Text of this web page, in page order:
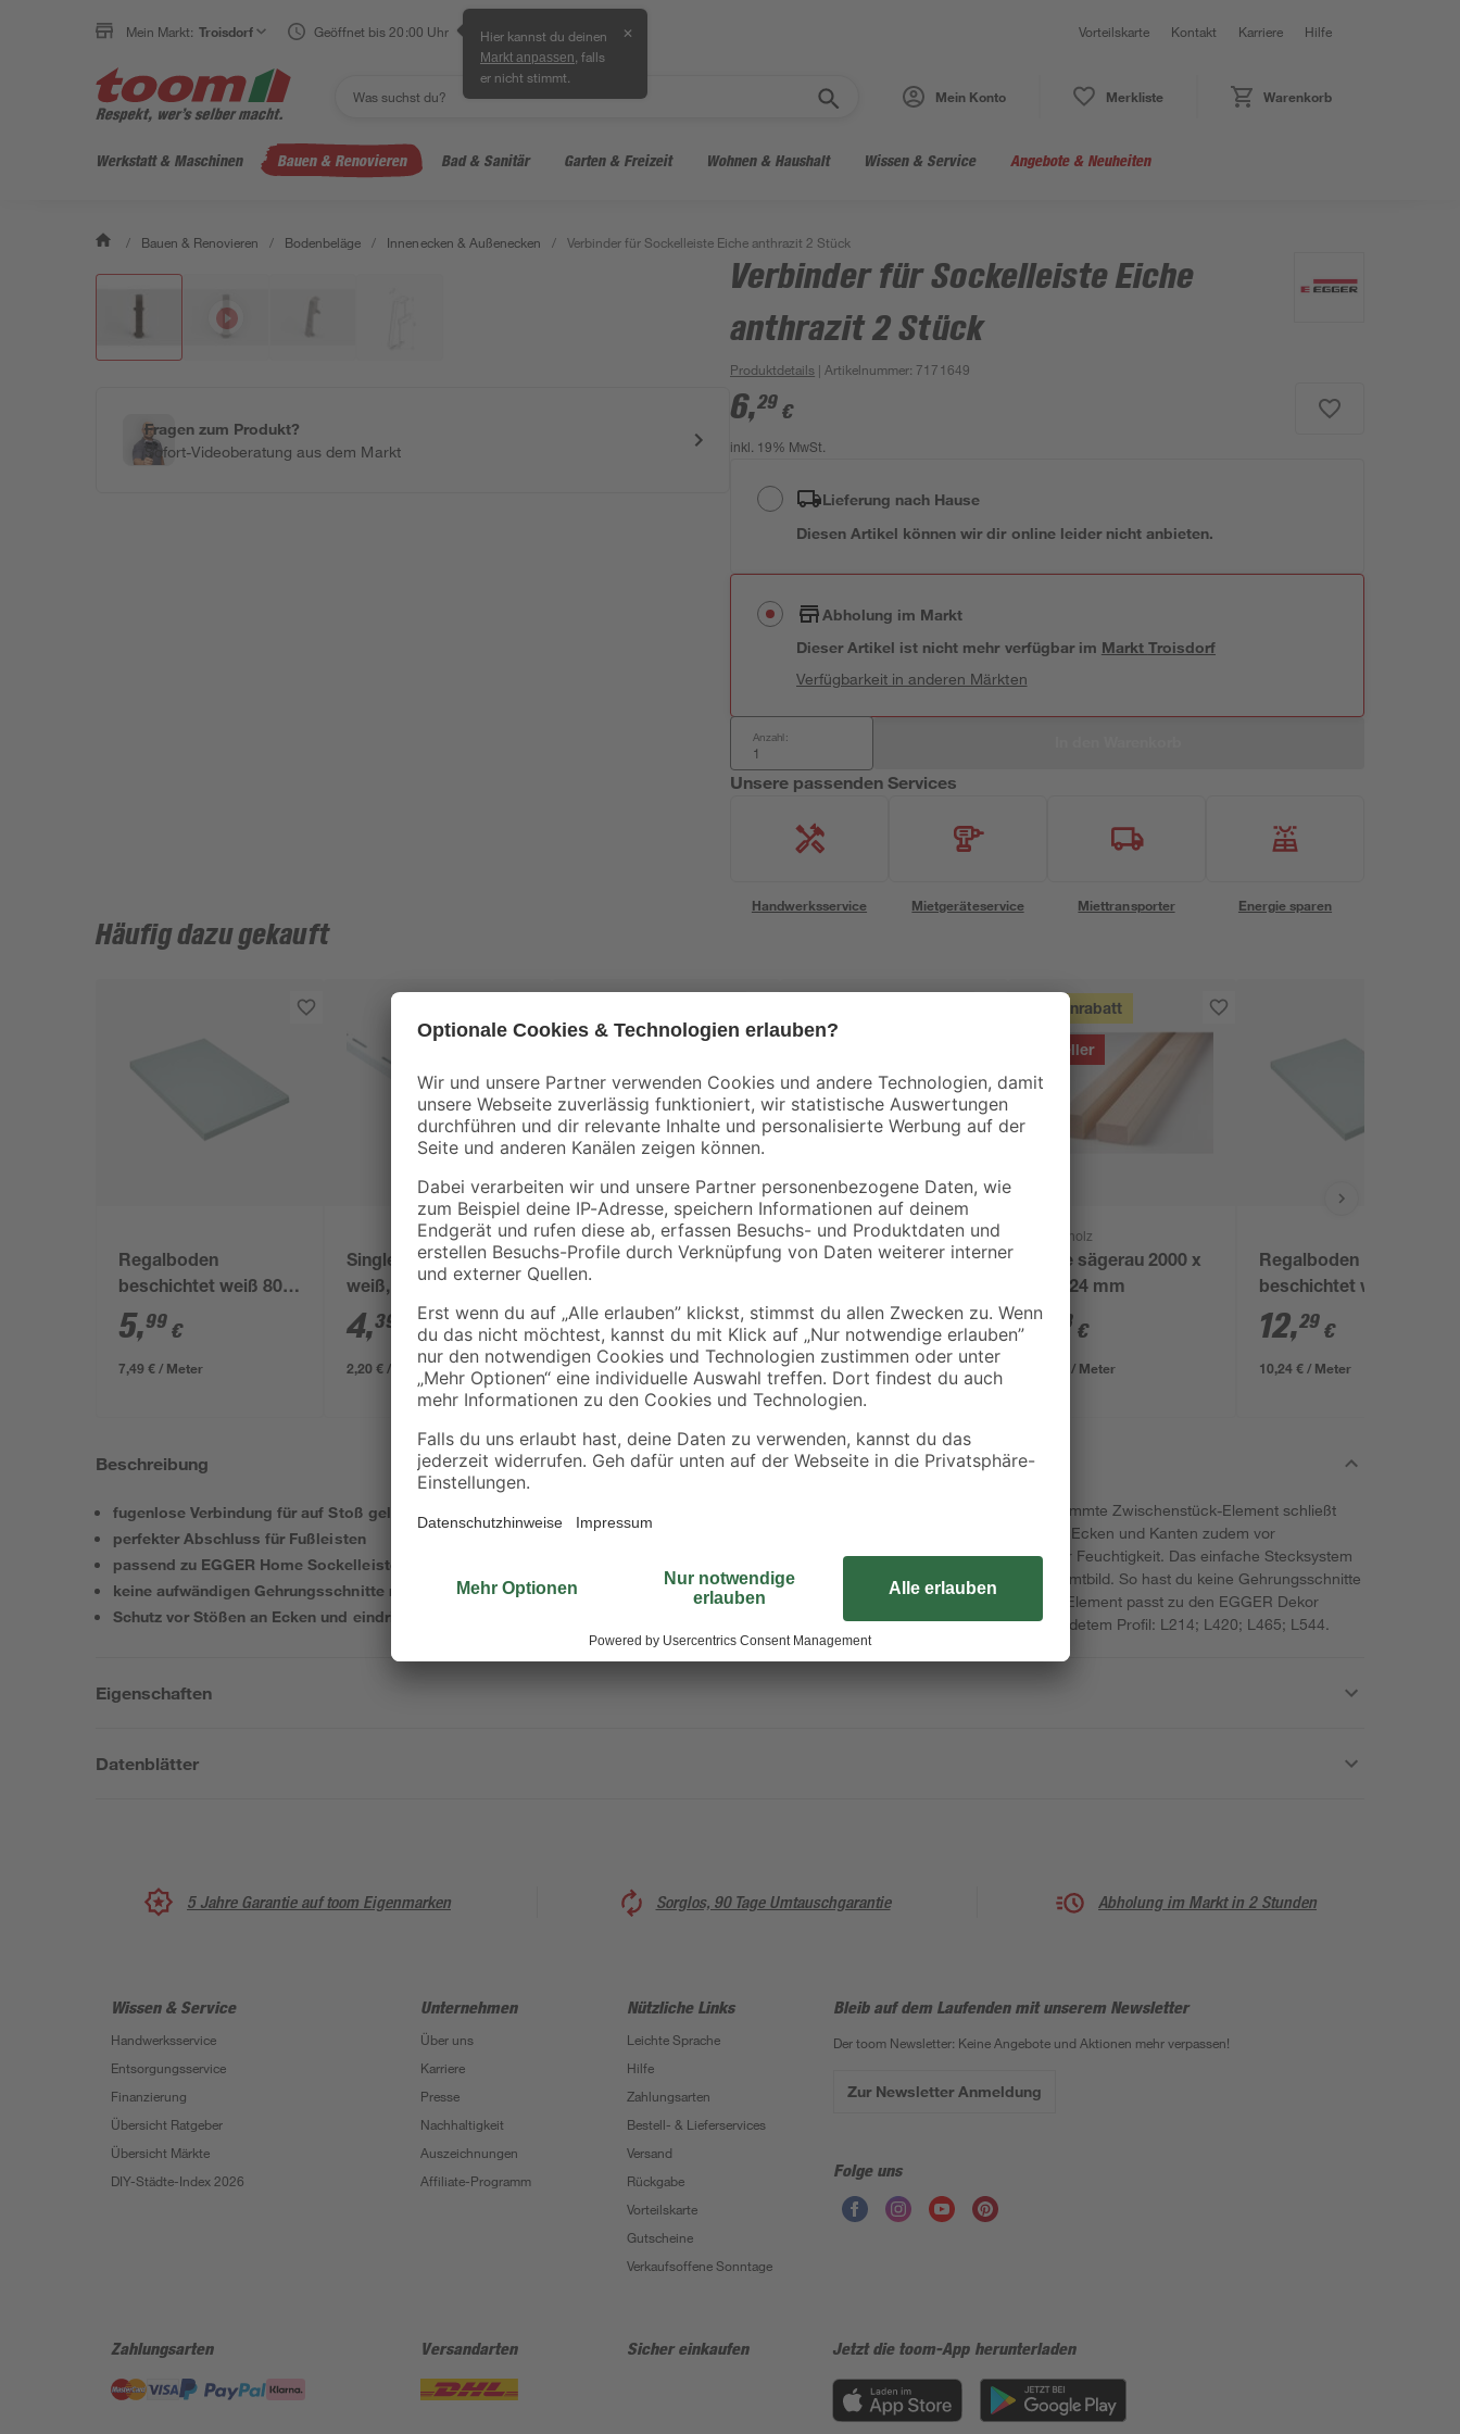
Mein Markt: Troisdorf Geöffnet bis 20:00 Uhr Hier kannst du deinen
Markt anpassen , falls
er nicht stimmt.
✕ Vorteilskarte Kontakt Karriere Hilfe
Mein Konto Merkliste Warenkorb
Werkstatt & Maschinen Bauen & Renovieren Bad & Sanitär Garten & Freizeit Wohnen & Haushalt Wissen & Service Angebote & Neuheiten
/ Bauen & Renovieren / Bodenbeläge / Innenecken & Außenecken / Verbinder für Sockelleiste Eiche anthrazit 2 Stück
Fragen zum Produkt?
Sofort-Videoberatung aus dem Markt
Verbinder für Sockelleiste Eiche
anthrazit 2 Stück
Produktdetails | Artikelnummer: 7171649
6,29 €
inkl. 19% MwSt.
Lieferung nach Hause
Diesen Artikel können wir dir online leider nicht anbieten.
Abholung im Markt
Dieser Artikel ist nicht mehr verfügbar im Markt Troisdorf
Verfügbarkeit in anderen Märkten
Anzahl:
Unsere passenden Services
Handwerksservice Mietgeräteservice Miettransporter Energie sparen
Häufig dazu gekauft
Regalboden
beschichtet weiß 800
x 400 x 16 mm
5,99 €
7,49 € / Meter
Single-Wandschiene,
weiß, 200 cm
4,39
2,20 € / Meter
Element System
Pro-Träger weiß 41,7
1,69 €
Element System
Pro-Träger weiß 31,7
1,39 €
Mengenrabatt
Bestseller
binderholz
Latte sägerau 2000 x
48 x 24 mm
1 78 €
0,89 € / Meter
Regalboden
beschichtet weiß
1200 x 400 x 16 mm
12,29 €
10,24 € / Meter
Beschreibung
fugenlose Verbindung für auf Stoß gelegte Fußleisten
perfekter Abschluss für Fußleisten
passend zu EGGER Home Sockelleiste 6 cm
keine aufwändigen Gehrungsschnitte notwendig
Schutz vor Stößen an Ecken und eindringender Feuchtigkeit
Das optisch auf das Sockelleisten-Dekor abgestimmte Zwischenstück-Element schließt
deine Fußbodenleiste perfekt ab und schützt die Ecken und Kanten zudem vor
Beschädigungen durch Stöße und eindringender Feuchtigkeit. Das einfache Stecksystem
sorgt gleichermaßen für ein harmonisches Gesamtbild. So hast du keine Gehrungsschnitte
und unschöne Übergänge. Das Zwischenstück-Element passt zu den EGGER Dekor
Sockelleisten mit 6 cm Sockelhöhe und abgerundetem Profil: L214; L420; L465; L544.
Eigenschaften
Datenblätter
5 Jahre Garantie auf toom Eigenmarken Sorglos, 90 Tage Umtauschgarantie Abholung im Markt in 2 Stunden
Wissen & Service
Handwerksservice
Entsorgungsservice
Finanzierung
Übersicht Ratgeber
Übersicht Märkte
DIY-Städte-Index 2026
Unternehmen
Über uns
Karriere
Presse
Nachhaltigkeit
Auszeichnungen
Affiliate-Programm
Nützliche Links
Leichte Sprache
Hilfe
Zahlungsarten
Bestell- & Lieferservices
Versand
Rückgabe
Vorteilskarte
Gutscheine
Verkaufsoffene Sonntage
Bleib auf dem Laufenden mit unserem Newsletter
Der toom Newsletter: Keine Angebote und Aktionen mehr verpassen!
Zur Newsletter Anmeldung
Folge uns
Zahlungsarten Versandarten Sicher einkaufen Jetzt die toom-App herunterladen